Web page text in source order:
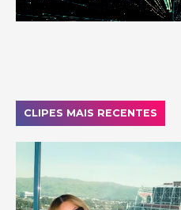
CLIPES MAIS RECENTES